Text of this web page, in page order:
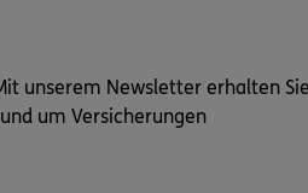
unserem Newsletter erhalten
um Versicherungen